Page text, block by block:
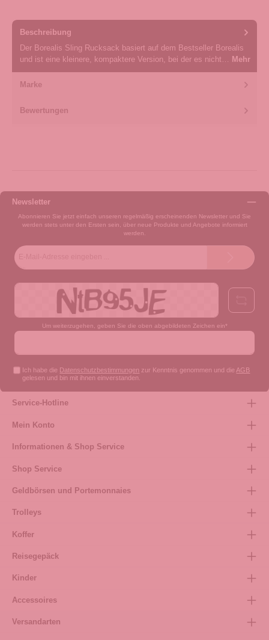
Beschreibung
Der Borealis Sling Rucksack basiert auf dem Bestseller Borealis
und ist eine kleinere, kompaktere Version, bei der es nicht…
Mehr
Marke
Bewertungen
Newsletter
Abonnieren Sie jetzt einfach unseren regelmäßig erscheinenden Newsletter und Sie
werden stets unter den Ersten sein, über neue Produkte und Angebote informiert
werden.
Um weiterzugehen, geben Sie die oben abgebildeten Zeichen ein*
Ich habe die Datenschutzbestimmungen zur Kenntnis genommen und die AGB
gelesen und bin mit ihnen einverstanden.
Service-Hotline
Mein Konto
Informationen & Shop Service
Shop Service
Geldbörsen und Portemonnaies
Trolleys
Koffer
Reisegepäck
Kinder
Accessoires
Versandarten